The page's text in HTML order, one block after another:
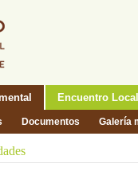
Encuentro Local
Documentos Galería